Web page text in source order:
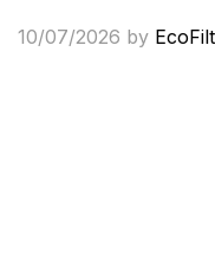
10/07/2026 by